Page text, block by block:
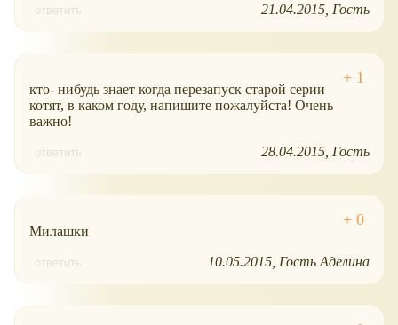
ответить 21.04.2015 Гость
кто- нибудь знает когда перезапуск старой серии
котят, в каком году, напишите пожалуйста! Очень
важно!
ответить 28.04.2015 Гость
Милашки
ответить 10.05.2015 Гость Аделина